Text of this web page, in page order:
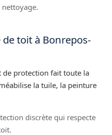
toit à Bonrepos-
de protection fait toute la
la tuile, la peinture
discrète qui respecte